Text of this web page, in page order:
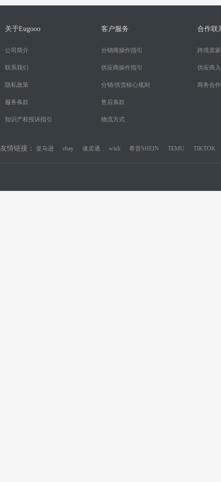
关于Eugooo
公司简介
联系我们
隐私政策
服务条款
知识产权投诉指引
客户服务
分销商操作指引
供应商操作指引
分销/供货核心规则
售后条款
物流方式
合作联
跨境卖
供应商
商务合作
友情链接： 亚马逊 ebay 速卖通 wish 希音SHEIN TEMU TIKTOK